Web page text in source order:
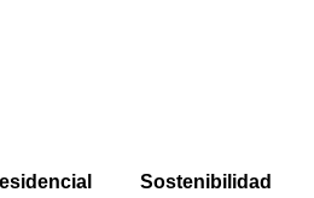
Sostenibilidad